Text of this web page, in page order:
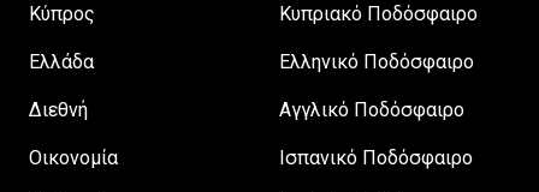
Κύπρος
Ελλάδα
Διεθνή
Οικονομία
Κυπριακό Ποδόσφαιρο
Ελληνικό Ποδόσφαιρο
Αγγλικό Ποδόσφαιρο
Ισπανικό Ποδόσφαιρο